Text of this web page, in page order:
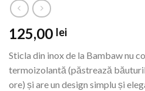
125,00 lei
Sticla din inox de la Bambaw nu
termoizolantă (păstrează
ore) și are un design simplu și